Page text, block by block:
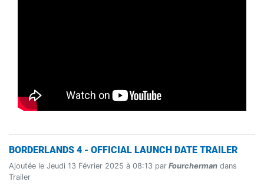
BORDERLANDS 4 - OFFICIAL LAUNCH DATE TRAILER
Ajoutée le Jeudi 13 Février 2025 à 08:13 par Fourcherman dans
Trailer